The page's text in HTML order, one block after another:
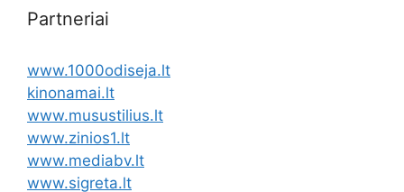
Partneriai
www.1000odiseja.lt
kinonamai.lt
www.musustilius.lt
www.zinios1.lt
www.mediabv.lt
www.sigreta.lt